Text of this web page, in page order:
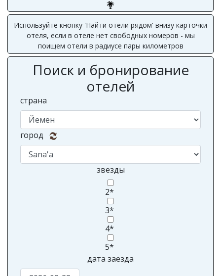
Используйте кнопку 'Найти отели рядом' внизу карточки
отеля, если в отеле нет свободных номеров - мы
поищем отели в радиусе пары километров
Поиск и бронирование
отелей
страна
город
звезды
2*
3*
4*
5*
дата заезда